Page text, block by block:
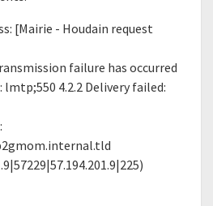
[Mairie - Houdain request
failure has occurred
lmtp;550 4.2.2 Delivery failed: